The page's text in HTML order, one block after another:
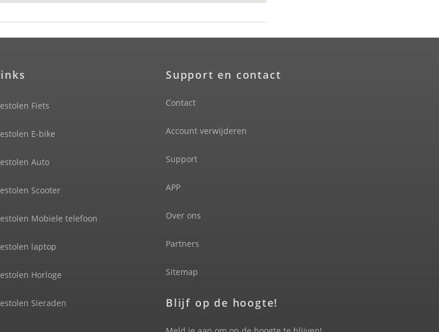
Fiets
E-bike
Auto
Scooter
Mobiele telefoon
laptop
Horloge
Sieraden
Support en contact
Contact
Account verwijderen
Support
APP
Over ons
Partners
Sitemap
Blijf op de hoogte!